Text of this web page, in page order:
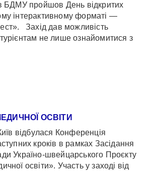
БДМУ пройшов День відкритих
інтерактивному форматі —
Захід дав можливість
не лише ознайомитися з
ОСВІТИ
відбулася Конференція
кроків в рамках Засідання
Україно-швейцарського Проєкту
освіти». Участь у заході від